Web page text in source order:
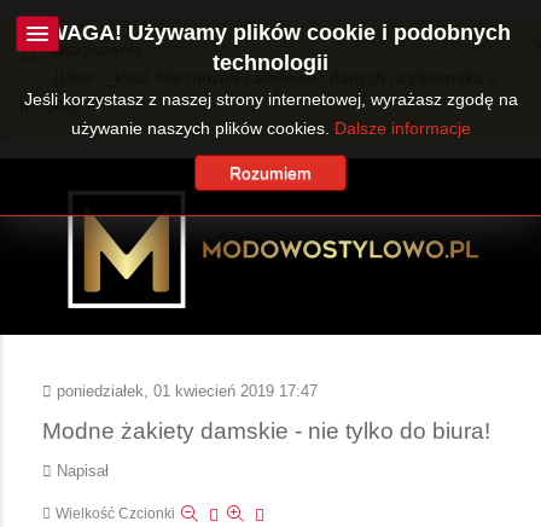
Ostrzeżenie
JUser::_load: Nie można załadować danych użytkownika o
ID: 360.
poniedziałek, 01 kwiecień 2019 17:47
Modne żakiety damskie - nie tylko do biura!
Napisał
Wielkość Czcionki
UWAGA! Używamy plików cookie i podobnych
technologii
Jeśli korzystasz z naszej strony internetowej, wyrażasz zgodę na
używanie naszych plików cookies. Dalsze informacje
Rozumiem